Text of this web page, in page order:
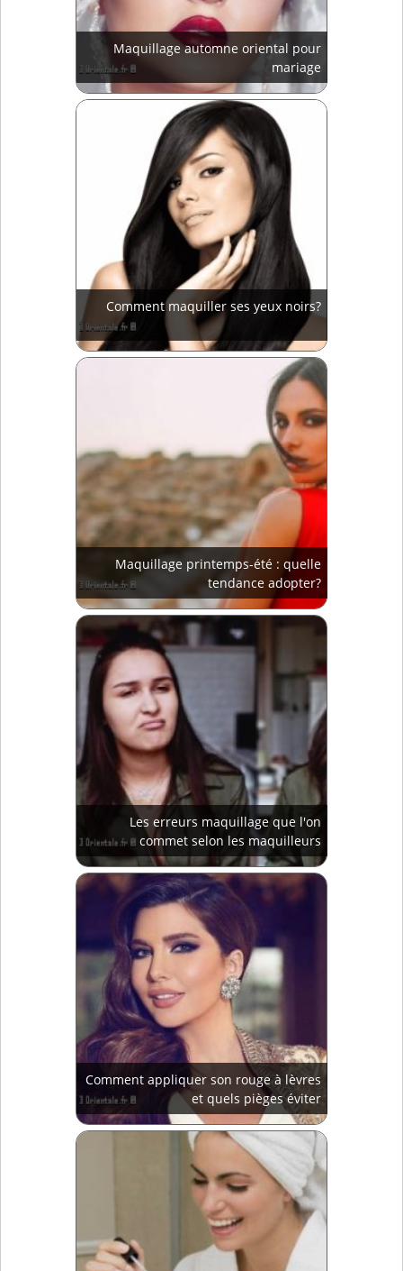
Maquillage automne oriental pour
mariage
Comment maquiller ses yeux noirs?
Maquillage printemps-été : quelle
tendance adopter?
Les erreurs maquillage que l'on
commet selon les maquilleurs
Comment appliquer son rouge à lèvres
et quels pièges éviter